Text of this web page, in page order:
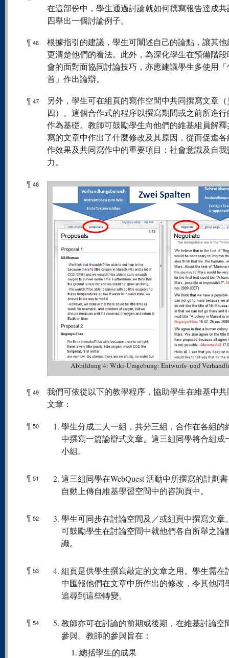
在這部份中，學生通過討論就如何撰寫報告達成
四舉出一個討論例子。
¶ 46
根據指引的建議，學生可闡述自己的論點，讓其
更清楚他們的看法。此外，為深化學生在預備階
會的面對面協同討論技巧，亦應建議學生多使用
首」作出論辯。
¶ 47
另外，學生可在組頁的寫作空間中共同撰寫文章（
四）。這個合作式的程序以撰寫期間或之前所進
作為基礎。教師可鼓勵學生向他們的維基組員解
寫的文章中作出了什麼修改及其原因，從而促進
作效果及共同寫作中的重要項目：社會意識及自
力。
¶ 48
Abbildung 4: Wiki-Umgebung: Entwurfs- und
¶ 49
我們可依從以下的教學程序，協助學生在維基中
文章：
¶ 50
學生分成二人一組，共分三組，合作在各組的
中撰寫一篇論辯式文章。這三組同學將合組成
小組。
¶ 51
這三組同學在WebQuest 活動中所撰寫的計劃
自動上傳自維基學習空間中的咨詢頁中。
¶ 52
學生可同步在討論空間及／或組頁中撰寫文章
可鼓勵學生在討論空間中就他們各自所舉之論
識。
¶ 53
組頁是供學生撰寫敲定的文章之用。學生需在
中匯報他們在文章中所作出的修改，令其他同
追尋到這些轉變。
¶ 54
教師亦可在討論的前期或後期，在維基討論空
參與。教師的參與旨在：
總括學生的成果